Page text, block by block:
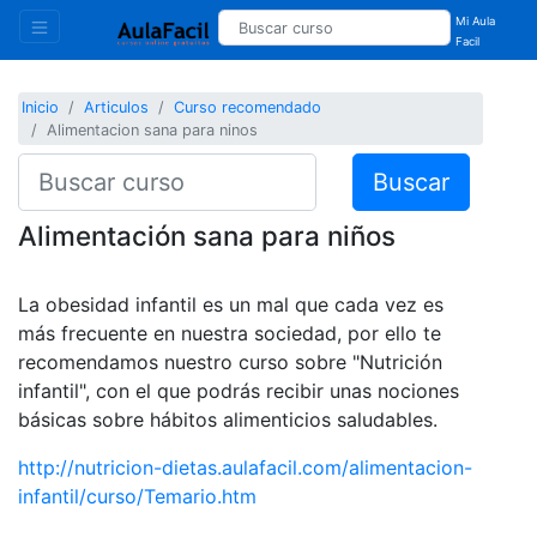
Mi Aula
Facil
Inicio Articulos
Curso recomendado
Alimentacion sana para ninos
Buscar
Alimentación sana para niños
La obesidad infantil es un mal que cada vez es
más frecuente en nuestra sociedad, por ello te
recomendamos nuestro curso sobre "Nutrición
infantil", con el que podrás recibir unas nociones
básicas sobre hábitos alimenticios saludables.
http://nutricion-dietas.aulafacil.com/alimentacion-
infantil/curso/Temario.htm